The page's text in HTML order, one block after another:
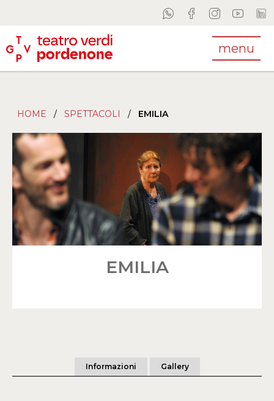
menu
HOME / SPETTACOLI / EMILIA
EMILIA
Informazioni Gallery